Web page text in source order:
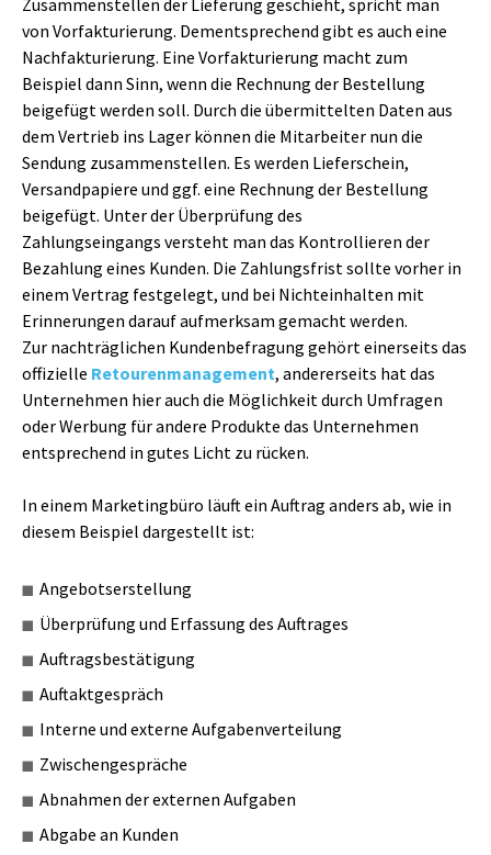
von Vorfakturierung. Dementsprechend gibt es auch eine
Nachfakturierung. Eine Vorfakturierung macht zum
Beispiel dann Sinn, wenn die Rechnung der Bestellung
beigefügt werden soll. Durch die übermittelten Daten aus
dem Vertrieb ins Lager können die Mitarbeiter nun die
Sendung zusammenstellen. Es werden Lieferschein,
Versandpapiere und ggf. eine Rechnung der Bestellung
beigefügt. Unter der Überprüfung des
Zahlungseingangs versteht man das Kontrollieren der
Bezahlung eines Kunden. Die Zahlungsfrist sollte vorher in
einem Vertrag festgelegt, und bei Nichteinhalten mit
Erinnerungen darauf aufmerksam gemacht werden.
Zur nachträglichen Kundenbefragung gehört einerseits das
offizielle Retourenmanagement, andererseits hat das
Unternehmen hier auch die Möglichkeit durch Umfragen
oder Werbung für andere Produkte das Unternehmen
entsprechend in gutes Licht zu rücken.
In einem Marketingbüro läuft ein Auftrag anders ab, wie in
diesem Beispiel dargestellt ist:
Angebotserstellung
Überprüfung und Erfassung des Auftrages
Auftragsbestätigung
Auftaktgespräch
Interne und externe Aufgabenverteilung
Zwischengespräche
Abnahmen der externen Aufgaben
Abgabe an Kunden